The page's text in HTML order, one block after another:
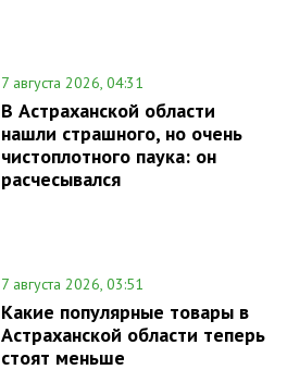
7 августа 2026, 04:31
В Астраханской области
нашли страшного, но очень
чистоплотного паука: он
расчесывался
7 августа 2026, 03:51
Какие популярные товары в
Астраханской области теперь
стоят меньше